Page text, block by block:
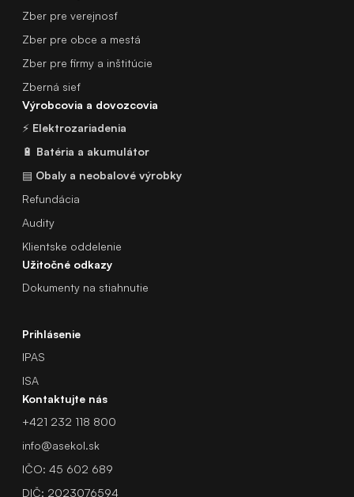
Zber pre verejnosť
Zber pre obce a mestá
Zber pre firmy a inštitúcie
Zberná sieť
Výrobcovia a dovozcovia
⚡ Elektrozariadenia
🔋 Batéria a akumulátor
▤ Obaly a neobalové výrobky
Refundácia
Audity
Klientske oddelenie
Užitočné odkazy
Dokumenty na stiahnutie
Prihlásenie
IPAS
ISA
Kontaktujte nás
+421 232 118 800
info@asekol.sk
IČO: 45 602 689
DIČ: 2023076594